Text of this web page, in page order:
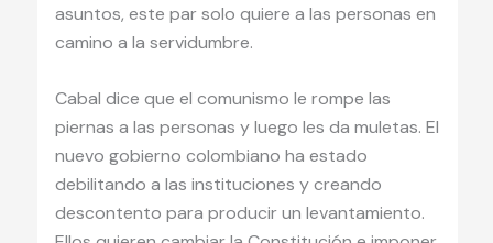
asuntos, este par solo quiere a las personas en
camino a la servidumbre.
Cabal dice que el comunismo le rompe las
piernas a las personas y luego les da muletas. El
nuevo gobierno colombiano ha estado
debilitando a las instituciones y creando
descontento para producir un levantamiento.